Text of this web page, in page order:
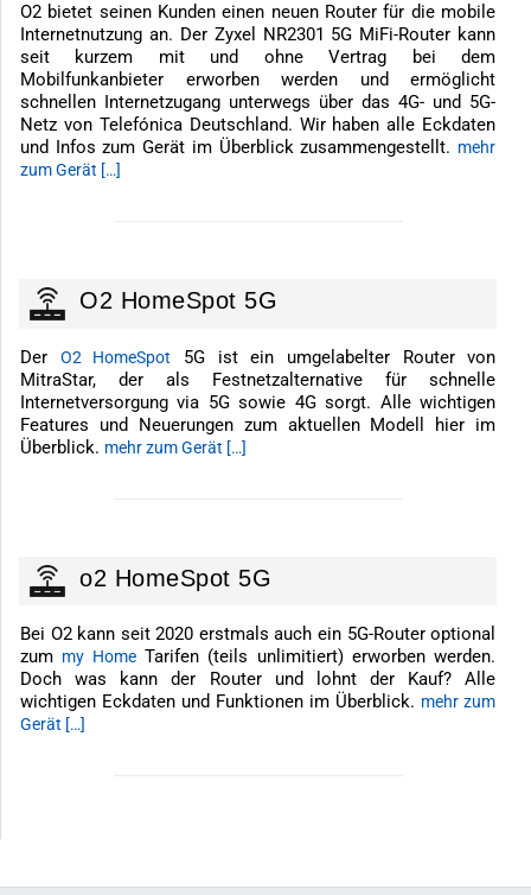
O2 bietet seinen Kunden einen neuen Router für die mobile
Internetnutzung an. Der Zyxel NR2301 5G MiFi-Router kann
seit kurzem mit und ohne Vertrag bei dem
Mobilfunkanbieter erworben werden und ermöglicht
schnellen Internetzugang unterwegs über das 4G- und 5G-
Netz von Telefónica Deutschland. Wir haben alle Eckdaten
und Infos zum Gerät im Überblick zusammengestellt. mehr
zum Gerät […]
O2 HomeSpot 5G
Der O2 HomeSpot
5G ist ein umgelabelter Router von
MitraStar, der als Festnetzalternative für schnelle
Internetversorgung via 5G sowie 4G sorgt. Alle wichtigen
Features und Neuerungen zum aktuellen Modell hier im
Überblick. mehr zum Gerät […]
o2 HomeSpot 5G
Bei O2 kann seit 2020 erstmals auch ein 5G-Router optional
zum my HomeTarifen (teils unlimitiert) erworben werden.
Doch was kann der Router und lohnt der Kauf? Alle
wichtigen Eckdaten und Funktionen im Überblick. mehr zum
Gerät […]